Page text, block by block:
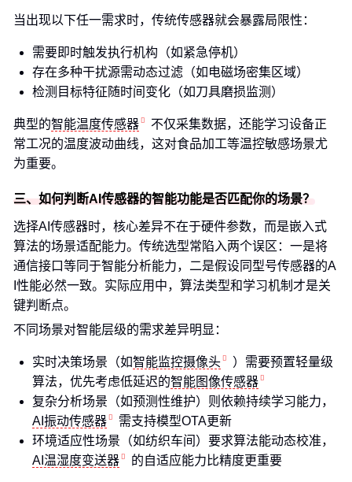
当出现以下任一需求时，传统传感器就会暴露局限性：
需要即时触发执行机构（如紧急停机）
存在多种干扰源需动态过滤（如电磁场密集区域）
检测目标特征随时间变化（如刀具磨损监测）
典型的智能温度传感器
不仅采集数据，还能学习设备正
常工况的温度波动曲线，这对食品加工等温控敏感场景尤
为重要。
三、如何判断AI传感器的智能功能是否匹配你的场景？
选择AI传感器时，核心差异不在于硬件参数，而是嵌入式
算法的场景适配能力。传统选型常陷入两个误区：一是将
通信接口等同于智能分析能力，二是假设同型号传感器的A
I性能必然一致。实际应用中，算法类型和学习机制才是关
键判断点。
不同场景对智能层级的需求差异明显：
实时决策场景（如智能监控摄像头
）需要预置轻量级
算法，优先考虑低延迟的智能图像传感器
复杂分析场景（如预测性维护）则依赖持续学习能力，
AI振动传感器
需支持模型OTA更新
环境适应性场景（如纺织车间）要求算法能动态校准，
AI温湿度变送器
的自适应能力比精度更重要